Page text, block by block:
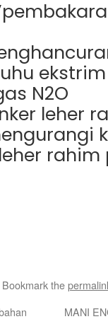
N2O
leher
Bookmark the
MANI